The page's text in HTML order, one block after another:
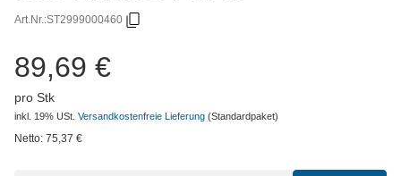
Art.Nr.:ST2999000460
89,69 €
pro Stk
inkl. 19% USt. Versandkostenfreie Lieferung (Standardpaket)
Netto: 75,37 €